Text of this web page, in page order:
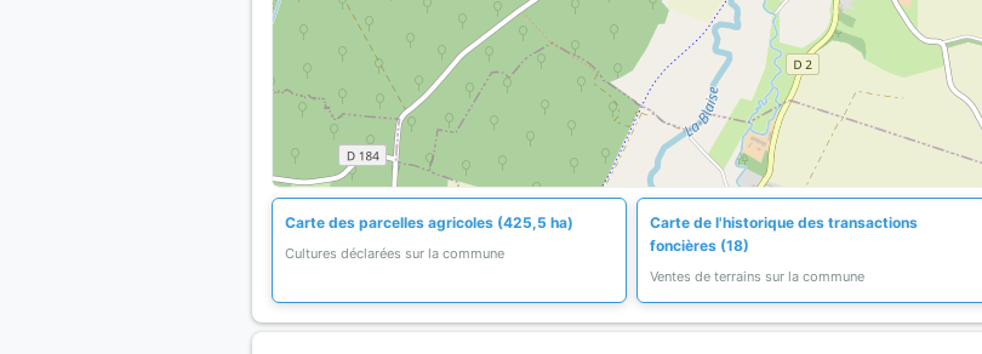
Carte des parcelles agricoles (425,5 ha)
Cultures déclarées sur la commune
Carte de l'historique des transactions
foncières (18)
Ventes de terrains sur la commune